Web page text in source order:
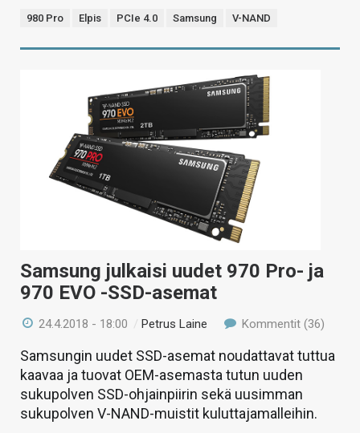
980 Pro Elpis PCIe 4.0 Samsung V-NAND
Samsung julkaisi uudet 970 Pro- ja
970 EVO -SSD-asemat
24.4.2018 - 18:00 / Petrus Laine Kommentit (36)
Samsungin uudet SSD-asemat noudattavat tuttua
kaavaa ja tuovat OEM-asemasta tutun uuden
sukupolven SSD-ohjainpiirin sekä uusimman
sukupolven V-NAND-muistit kuluttajamalleihin.